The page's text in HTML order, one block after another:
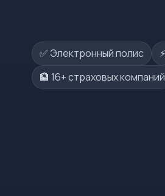
✅ Электронный полис
🏦 16+ страховых компаний